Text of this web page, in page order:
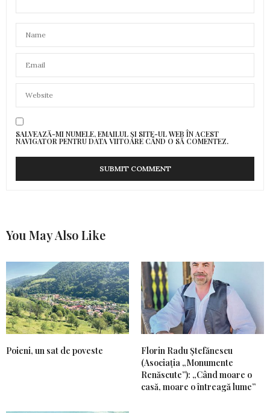
SALVEAZĂ-MI NUMELE, EMAILUL ȘI SITE-UL WEB ÎN ACEST
NAVIGATOR PENTRU DATA VIITOARE CÂND O SĂ COMENTEZ.
You May Also Like
Poieni, un sat de poveste
Florin Radu Ștefănescu
(Asociația „Monumente
Renăscute”): „Când moare o
casă, moare o întreagă lume”